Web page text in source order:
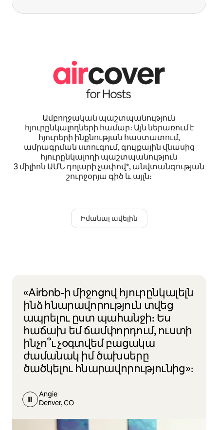
Ամբողջական պաշտպանություն
հյուրընկալողների համար։ Այն ներառում է
հյուրերի ինքնության հաստատում,
ամրագրման ստուգում, գույքային վնասից
հյուրընկալողի պաշտպանություն
3 միլիոն ԱՄՆ դոլարի չափով*, անվտանգության
շուրջօրյա գիծ և այլն։
Իմանալ ավելին
«Airbnb-ի միջոցով հյուրընկալելն
ինձ հնարավորություն տվեց
ապրելու ըստ պահանջի։ Ես
հաճախ եմ ճամփորդում, ուստի
ինչո՞ւ չօգտվեմ բացակա
ժամանակ իմ ծախսերը
ծածկելու հնարավորությունից»։
Angie
Denver, CO